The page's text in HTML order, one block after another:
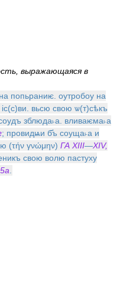
выражающаяся в
попьраниѥ. оутробоу на
вьсю свою ѡ(т)сѣкъ
зблюда˫а. вливаѥма˫а
; провидѩи б҃ъ соуща˫а и
(τήν γνώμην) ГА XIII—XIV,
свою волю пастуху